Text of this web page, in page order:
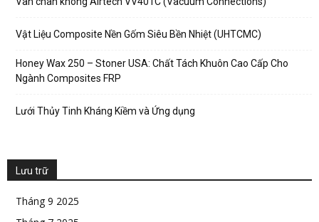
Vật Liệu Composite Nền Gốm Siêu Bền Nhiệt (UHTCMC)
Honey Wax 250 – Stoner USA: Chất Tách Khuôn Cao Cấp Cho
Ngành Composites FRP
Lưới Thủy Tinh Kháng Kiềm và Ứng dụng
Lưu trữ
Tháng 9 2025